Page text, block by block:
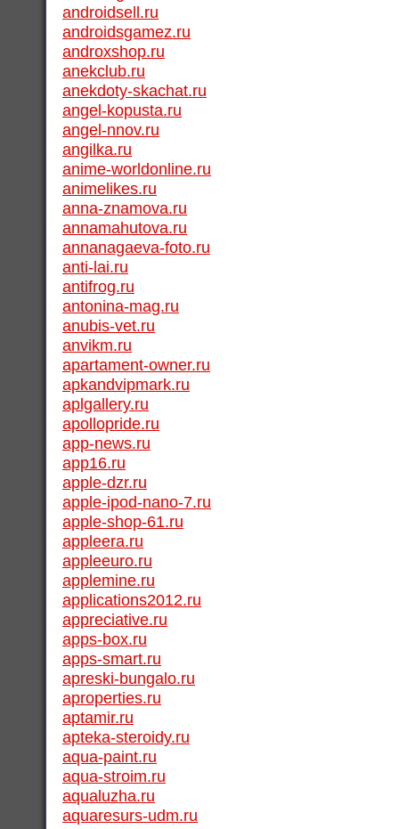
androidsell.ru
androidsgamez.ru
androxshop.ru
anekclub.ru
anekdoty-skachat.ru
angel-kopusta.ru
angel-nnov.ru
angilka.ru
anime-worldonline.ru
animelikes.ru
anna-znamova.ru
annamahutova.ru
annanagaeva-foto.ru
anti-lai.ru
antifrog.ru
antonina-mag.ru
anubis-vet.ru
anvikm.ru
apartament-owner.ru
apkandvipmark.ru
aplgallery.ru
apollopride.ru
app-news.ru
app16.ru
apple-dzr.ru
apple-ipod-nano-7.ru
apple-shop-61.ru
appleera.ru
appleeuro.ru
applemine.ru
applications2012.ru
appreciative.ru
apps-box.ru
apps-smart.ru
apreski-bungalo.ru
aproperties.ru
aptamir.ru
apteka-steroidy.ru
aqua-paint.ru
aqua-stroim.ru
aqualuzha.ru
aquaresurs-udm.ru